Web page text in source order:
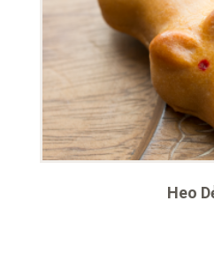
Heo